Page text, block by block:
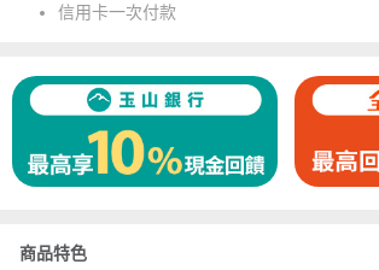
信用卡一次付款
商品特色